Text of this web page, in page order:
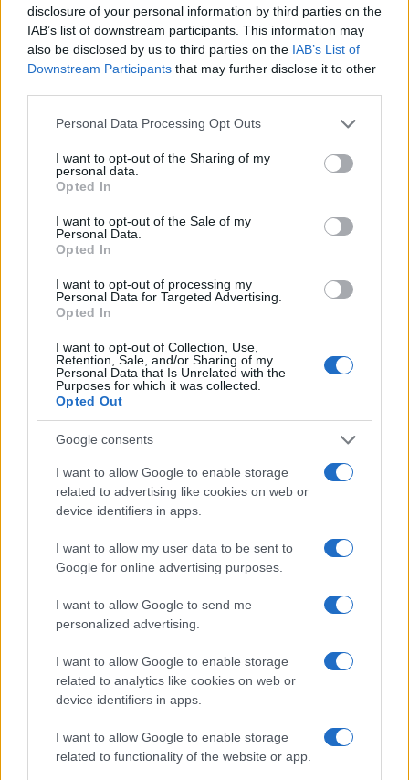
disclosure of your personal information by third parties on the
IAB’s list of downstream participants. This information may
also be disclosed by us to third parties on the IAB’s List of
Downstream Participants that may further disclose it to other
Please note that this website/app uses one or more Google
not limited to your visit or usage behaviour. You may click to
grant or deny consent to Google and its third-party tags to
use your data for below specified purposes in below Google
consent section.
Personal Data Processing Opt Outs
I want to opt-out of the Sharing of my
personal data.
Opted In
I want to opt-out of the Sale of my
Personal Data.
Opted In
I want to opt-out of processing my
Personal Data for Targeted Advertising.
Opted In
I want to opt-out of Collection, Use,
Retention, Sale, and/or Sharing of my
Personal Data that Is Unrelated with the
Purposes for which it was collected.
Opted Out
Google consents
I want to allow Google to enable storage
related to advertising like cookies on web or
device identifiers in apps.
I want to allow my user data to be sent to
Google for online advertising purposes.
I want to allow Google to send me
personalized advertising.
I want to allow Google to enable storage
related to analytics like cookies on web or
device identifiers in apps.
I want to allow Google to enable storage
related to functionality of the website or app.
Continua a leggere
Sanità sarda e transizione verde: tra case della
Ilaria Galli · 15 Giu 2026